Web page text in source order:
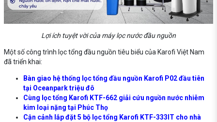
Lợi ích tuyệt vời của máy lọc nước đầu nguồn
Một số công trình lọc tổng đầu nguồn tiêu biểu của Karofi Việt Nam
đã triển khai:
Bàn giao hệ thống lọc tổng đầu nguồn Karofi P02 đầu tiên
tại Oceanpark triệu đô
Cùng lọc tổng Karofi KTF-662 giải cứu nguồn nước nhiễm
kim loại nặng tại Phúc Thọ
Cận cảnh lắp đặt 5 bộ lọc tổng Karofi KTF-333IT cho nhà